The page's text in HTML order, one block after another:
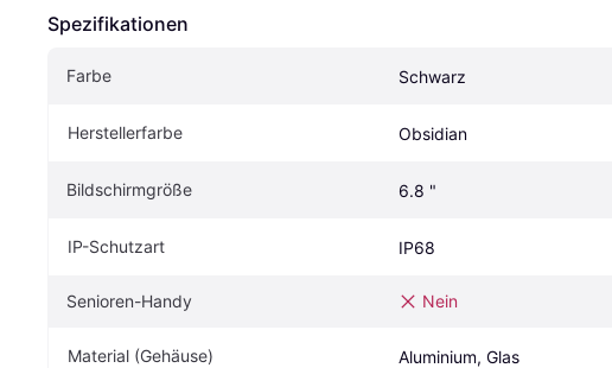
Spezifikationen
Farbe Schwarz
Herstellerfarbe Obsidian
Bildschirmgröße 6.8 "
IP-Schutzart IP68
Senioren-Handy Nein
Material (Gehäuse) Aluminium, Glas